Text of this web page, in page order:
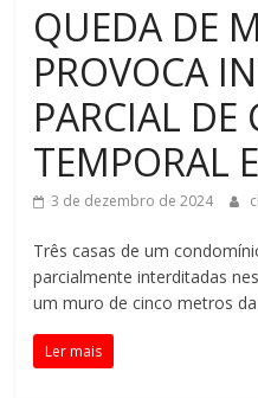
QUEDA DE
PROVOCA
PARCIAL DE
TEMPORAL
3 de dezembro de 2024
Três casas de um
parcialmente interditadas
um muro de cinco metros
Ler mais